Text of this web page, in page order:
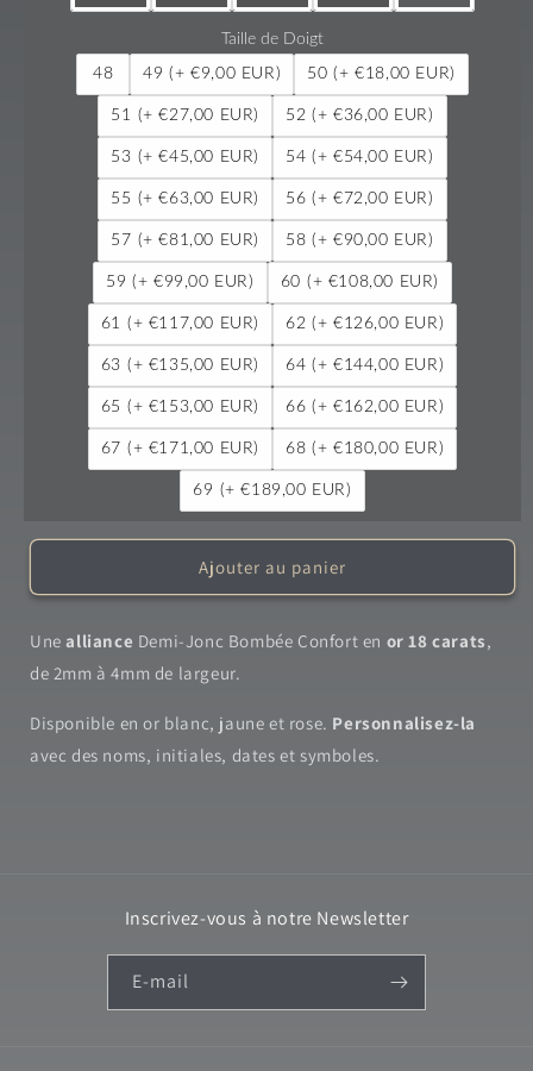
Taille de Doigt
48 49 (+ €9,00 EUR) 50 (+ €18,00 EUR)
51 (+ €27,00 EUR) 52 (+ €36,00 EUR)
53 (+ €45,00 EUR) 54 (+ €54,00 EUR)
55 (+ €63,00 EUR) 56 (+ €72,00 EUR)
57 (+ €81,00 EUR) 58 (+ €90,00 EUR)
59 (+ €99,00 EUR) 60 (+ €108,00 EUR)
61 (+ €117,00 EUR) 62 (+ €126,00 EUR)
63 (+ €135,00 EUR) 64 (+ €144,00 EUR)
65 (+ €153,00 EUR) 66 (+ €162,00 EUR)
67 (+ €171,00 EUR) 68 (+ €180,00 EUR)
69 (+ €189,00 EUR)
Ajouter au panier
Unealliance Demi-Jonc Bombée Confort en or 18 carats,
de 2mm à 4mm de largeur.
Disponible en or blanc, jaune et rose. Personnalisez-la
avec des noms, initiales, dates et symboles.
Inscrivez-vous à notre Newsletter
E-mail